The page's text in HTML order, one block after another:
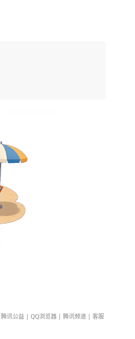
腾讯公益 | QQ浏览器 | 腾讯频道 | 客服